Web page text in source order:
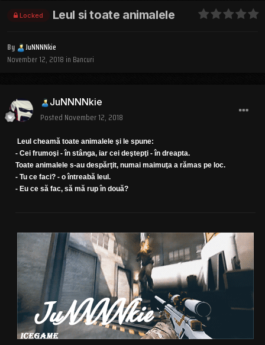
Locked Leul si toate animalele
By
JuNNNNkie
November 12, 2018 in Bancuri
JuNNNNkie
Posted November 12, 2018
Leul cheamă toate animalele şi le spune:
- Cei frumoşi - în stânga, iar cei deştepţi - în dreapta.
Toate animalele s-au despărţit, numai maimuţa a rămas pe loc.
- Tu ce faci? - o întreabă leul.
- Eu ce să fac, să mă rup în două?